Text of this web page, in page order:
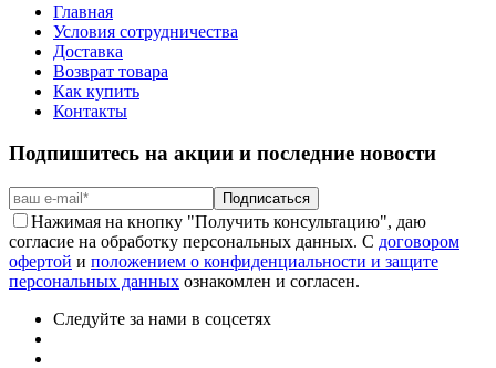
Главная
Условия сотрудничества
Доставка
Возврат товара
Как купить
Контакты
Подпишитесь на акции и последние новости
Подписаться
Нажимая на кнопку "Получить консультацию", даю
согласие на обработку персональных данных. С договором
офертой и положением о конфиденциальности и защите
персональных данных ознакомлен и согласен.
Следуйте за нами в соцсетях